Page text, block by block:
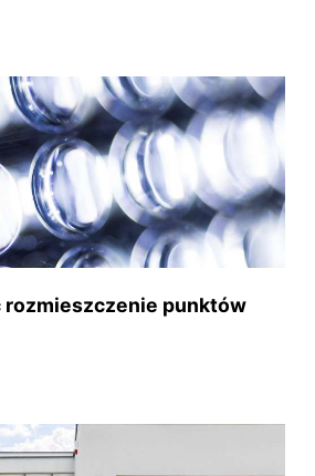
rozmieszczenie punktów